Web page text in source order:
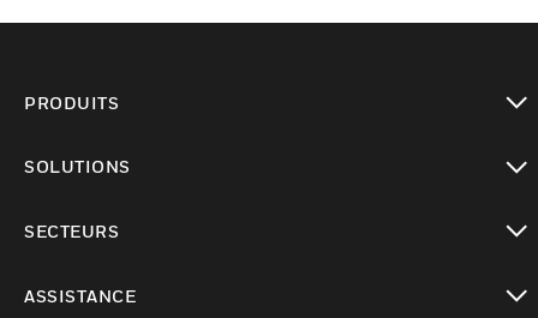
PRODUITS
SOLUTIONS
SECTEURS
ASSISTANCE